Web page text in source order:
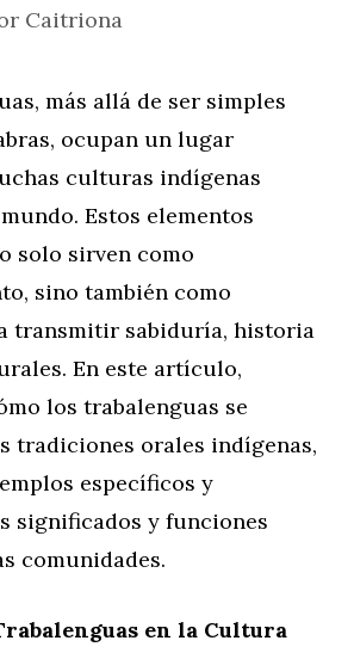
Caitriona
más allá de ser simples
ocupan un lugar
culturas indígenas
Estos elementos
solo sirven como
sino también como
transmitir sabiduría, historia
En este artículo,
los trabalenguas se
tradiciones orales indígenas,
específicos y
significados y funciones
comunidades.
en la Cultura